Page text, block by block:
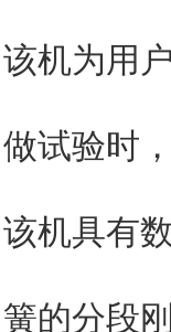
该机为用
做试验时
该机具有
簧的分段